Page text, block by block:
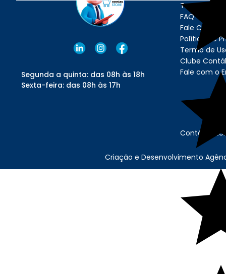
Segunda a quinta: das 08h às 18h
Sexta-feira: das 08h às 17h
Trocas e
FAQ
Fale Conosco
Política de
Termo de
Clube
Fale com o
Contábil
Criação e Desenvolvimento